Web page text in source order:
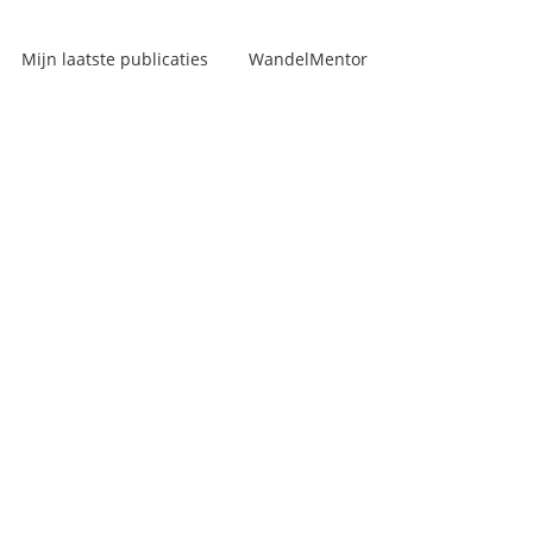
Mijn laatste publicaties WandelMentor